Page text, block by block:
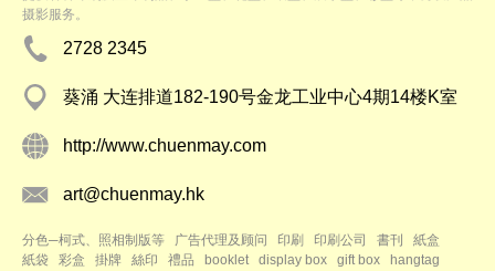
摄影服务。
2728 2345
葵涌 大连排道182-190号金龙工业中心4期14楼K室
http://www.chuenmay.com
art@chuenmay.hk
分色─柯式、照相制版等 广告代理及顾问 印刷 印刷公司 書刊
紙盒
紙袋
彩盒 掛牌 絲印 禮品 booklet display box gift box
hangtag